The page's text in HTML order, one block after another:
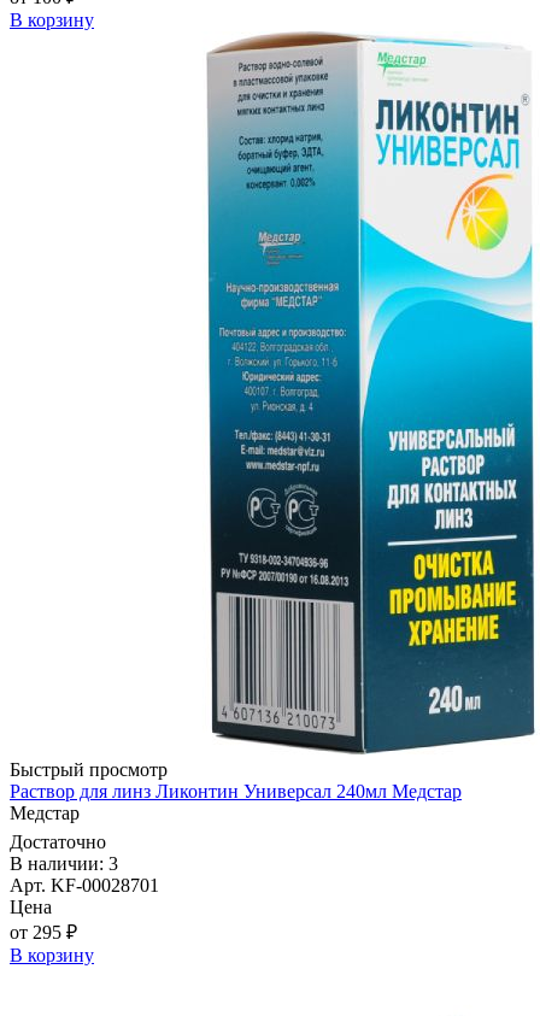
В корзину
Быстрый просмотр
Раствор для линз Ликонтин Универсал 240мл Медстар
Медстар
Достаточно
В наличии: 3
Арт. KF-00028701
Цена
от 295 ₽
В корзину